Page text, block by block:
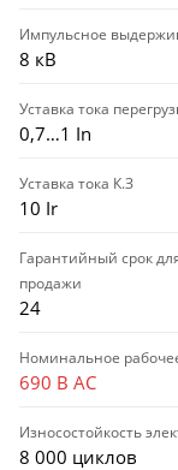
Импульсное
8 кВ
Уставка тока
0,7…1 In
Уставка тока К.З
10 Ir
Гарантийный срок
продажи
24
Номинальное
690 В AC
Износостойкость
8 000 циклов